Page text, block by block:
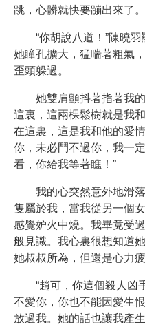
跳，心髒就快要蹦出來了。
“你胡說八道！”陳曉
她瞳孔擴大，猛喘著粗氣
歪頭躲過。
她雙肩顫抖著指著我
這裏，這兩棵鬆樹就是我
在這裏，這是我和他的愛
你，未必鬥不過你，我一
看，你給我等著瞧！”
我的心突然意外地滑
隻屬於我，當我從另一個
感覺妒火中燒。我畢竟受
般見識。我心裏很想知道
她叔叔所為，但還是心力
“趙可，你這個殺人凶
不愛你，你也不能因愛生
放過我。她的話也讓我產生